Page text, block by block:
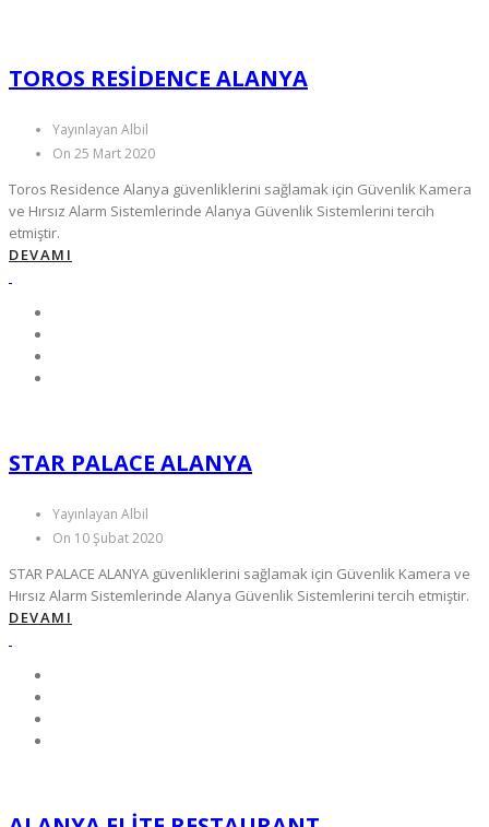
TOROS RESIDENCE ALANYA
Yayınlayan Albil
On 25 Mart 2020
Toros Residence Alanya güvenliklerini sağlamak için Güvenlik Kamera
ve Hırsız Alarm Sistemlerinde Alanya Güvenlik Sistemlerini tercih
etmiştir.
DEVAMI
STAR PALACE ALANYA
Yayınlayan Albil
On 10 Şubat 2020
STAR PALACE ALANYA güvenliklerini sağlamak için Güvenlik Kamera ve
Hırsız Alarm Sistemlerinde Alanya Güvenlik Sistemlerini tercih etmiştir.
DEVAMI